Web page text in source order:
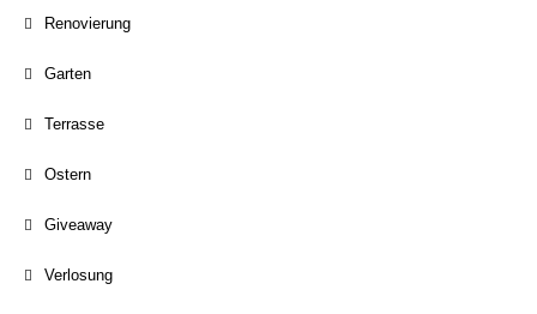
Renovierung
Garten
Terrasse
Ostern
Giveaway
Verlosung